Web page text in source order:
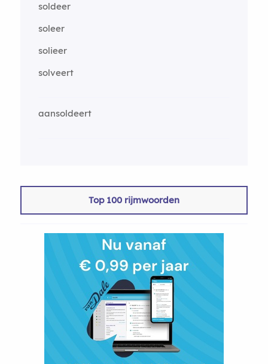
soldeer
soleer
solieer
solveert
aansoldeert
Top 100 rijmwoorden